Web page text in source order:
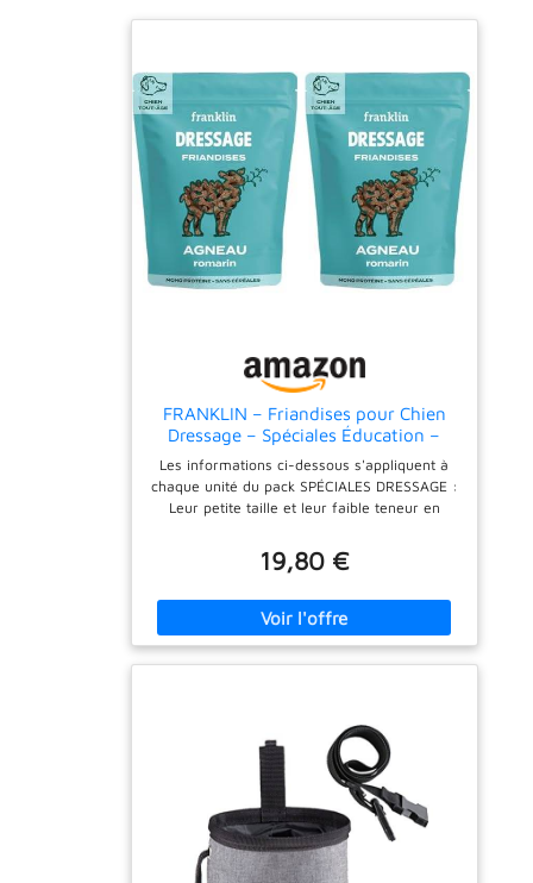
FRANKLIN – Friandises pour Chien
Dressage – Spéciales Éducation –
Riche en Agneau – sans Céréales –
Peu Calorique – Fermeture Intégrée –
Sachet Recyclable - 150 g (Lot de 2)
Les informations ci-dessous s'appliquent à
chaque unité du pack SPÉCIALES DRESSAGE :
Leur petite taille et leur faible teneur en
parfaite pour les séances d'éducation de
votre chiot ou de votre chien adulte. UN MAX
maximum de goût et une digestion facile.
SANS CÉRÉALES : Dans nos friandises pour
POUR TOUS LES ÂGES : Adaptées aux chiots,
chiens adultes et seniors. SOUTIEN DU
SYSTÈME IMMUNITAIRE : Enrichies en
vitamine C et en prébiotiques, nos friandises
de dressage favorisent une santé optimale
en renforçant le système immunitaire de
votre chien UNE MARQUE FRANÇAISE : Chez
Franklin, nos friandises pour chien sont
19,80 €